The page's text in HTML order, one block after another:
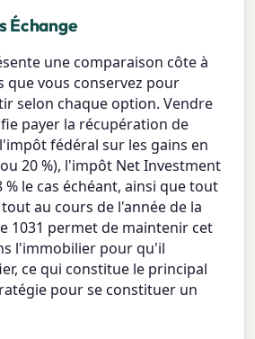
Échange
une comparaison côte à
que vous conservez pour
selon chaque option. Vendre
payer la récupération de
fédéral sur les gains en
20 %), l'impôt Net Investment
% le cas échéant, ainsi que tout
au cours de l'année de la
1031 permet de maintenir cet
l'immobilier pour qu'il
ce qui constitue le principal
pour se constituer un